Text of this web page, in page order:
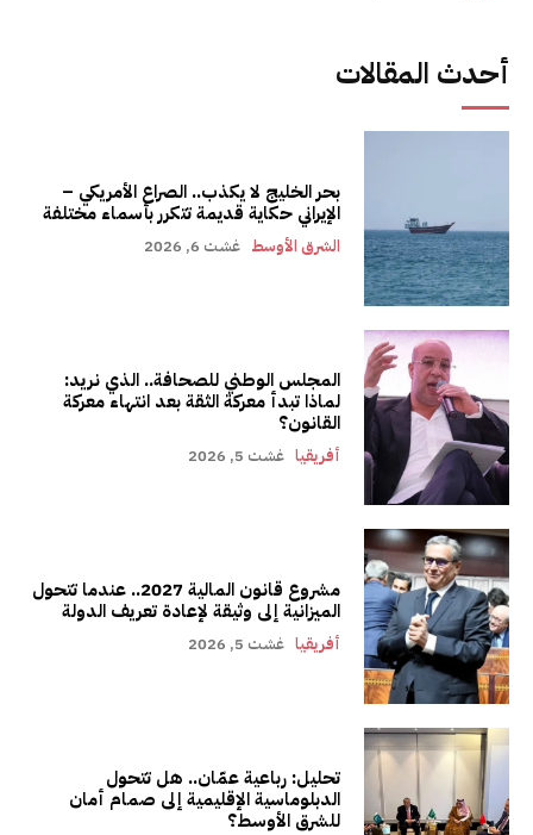
أحدث المقالات
بحر الخليج لا يكذب.. الصراع الأمريكي –
الإيراني حكاية قديمة تتكرر بأسماء مختلفة
الشرق الأوسط غشت 6, 2026
المجلس الوطني للصحافة.. الذي نريد:
لماذا تبدأ معركة الثقة بعد انتهاء معركة
القانون؟
أفريقيا غشت 5, 2026
مشروع قانون المالية 2027.. عندما تتحول
الميزانية إلى وثيقة لإعادة تعريف الدولة
أفريقيا غشت 5, 2026
تحليل: رباعية عمّان.. هل تتحول
الدبلوماسية الإقليمية إلى صمام أمان
للشرق الأوسط؟